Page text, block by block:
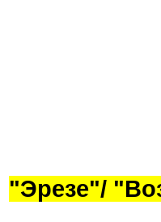
"Эрезе"/